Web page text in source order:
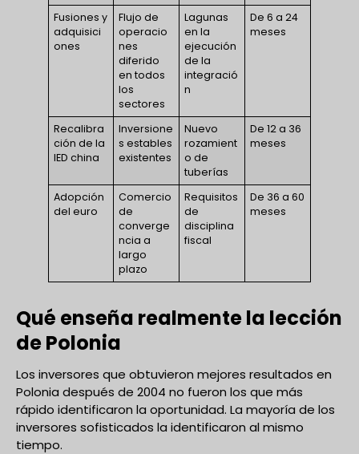
Fusiones y
adquisici
ones
Flujo de
operacio
nes
diferido
en todos
los
sectores
Lagunas
en la
ejecución
de la
integració
n
De 6 a 24
meses
Recalibra
ción de la
IED china
Inversione
s estables
existentes
Nuevo
rozamient
o de
tuberías
De 12 a 36
meses
Adopción
del euro
Comercio
de
converge
ncia a
largo
plazo
Requisitos
de
disciplina
fiscal
De 36 a 60
meses
Qué enseña realmente la lección
de Polonia
Los inversores que obtuvieron mejores resultados en
Polonia después de 2004 no fueron los que más
rápido identificaron la oportunidad. La mayoría de los
inversores sofisticados la identificaron al mismo
tiempo.